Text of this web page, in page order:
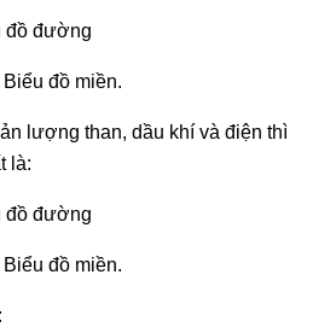
đồ đường
đồ miền.
lượng than, dầu khí và điện thì
là:
đồ đường
đồ miền.